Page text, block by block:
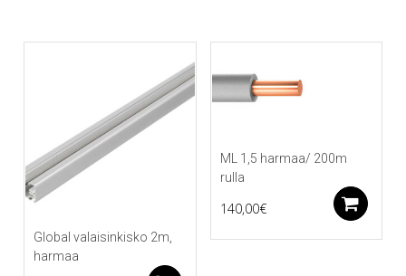
Global valaisinkisko 2m,
harmaa
ML 1,5 harmaa/ 200m
rulla
140,00€